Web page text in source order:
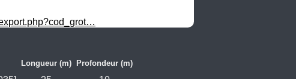
Longueur (m) Profondeur (m)